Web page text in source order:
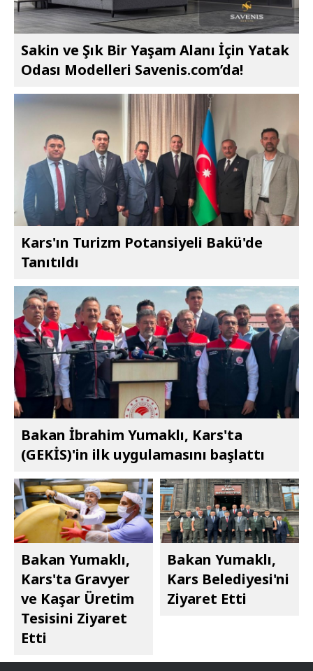
Sakin ve Şık Bir Yaşam Alanı İçin Yatak
Odası Modelleri Savenis.com’da!
Kars'ın Turizm Potansiyeli Bakü'de
Tanıtıldı
Bakan İbrahim Yumaklı, Kars'ta
(GEKİS)'in ilk uygulamasını başlattı
Bakan Yumaklı,
Kars'ta Gravyer
ve Kaşar Üretim
Tesisini Ziyaret
Etti
Bakan Yumaklı,
Kars Belediyesi'ni
Ziyaret Etti